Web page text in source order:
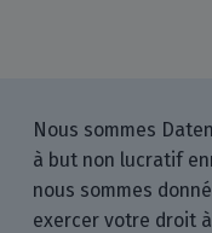
Nous sommes
à but non lucratif
nous sommes
exercer votre droit